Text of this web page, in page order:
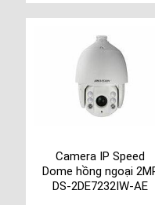
Camera IP Speed
Dome hồng ngoại
DS-2DE7232IW-AE